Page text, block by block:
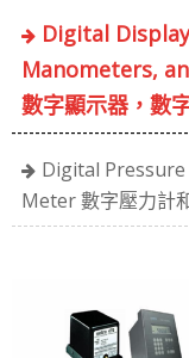
Digital
Manometers,
數字顯示器，數
Digital
Meter 數字壓力計